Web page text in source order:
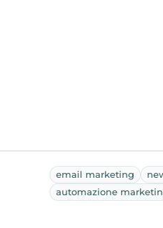
email marketing
automazione